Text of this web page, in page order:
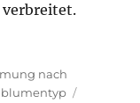
verbreitet.
nach